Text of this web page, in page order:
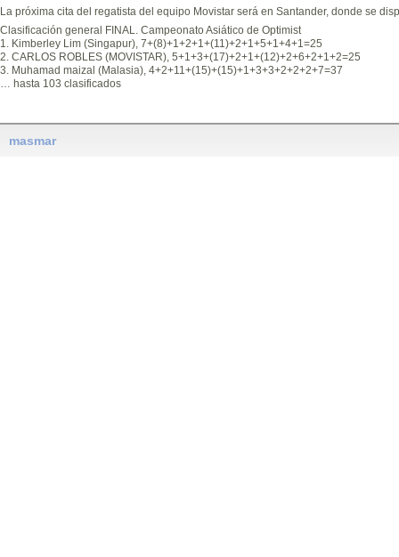
La próxima cita del regatista del equipo Movistar será en Santander, donde se
Clasificación general FINAL. Campeonato Asiático de Optimist
1. Kimberley Lim (Singapur), 7+(8)+1+2+1+(11)+2+1+5+1+4+1=25
2. CARLOS ROBLES (MOVISTAR), 5+1+3+(17)+2+1+(12)+2+6+2+1+2=25
3. Muhamad maizal (Malasia), 4+2+11+(15)+(15)+1+3+3+2+2+2+7=37
… hasta 103 clasificados
masmar